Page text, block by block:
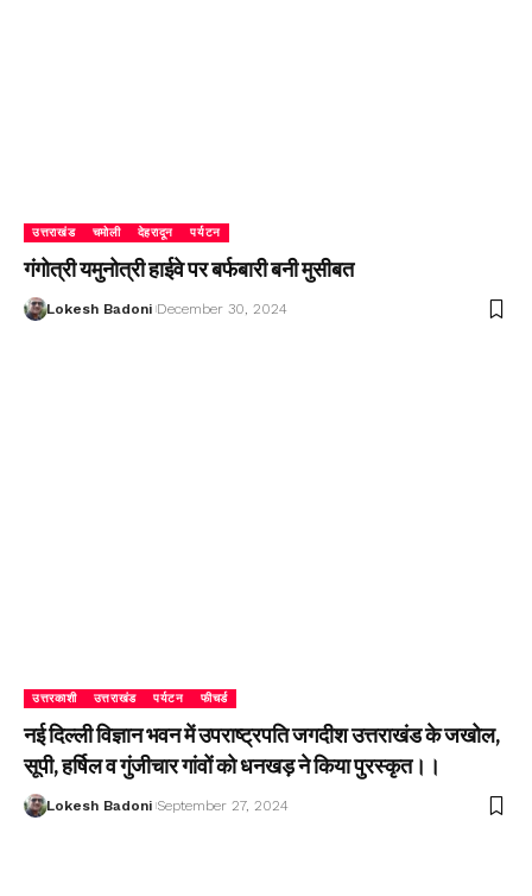
उत्तराखंड चमोली देहरादून पर्यटन
गंगोत्री यमुनोत्री हाईवे पर बर्फबारी बनी मुसीबत
Lokesh Badoni December 30, 2024
उत्तरकाशी उत्तराखंड पर्यटन फीचर्ड
नई दिल्ली विज्ञान भवन में उपराष्ट्रपति जगदीश उत्तराखंड के जखोल,
सूपी, हर्षिल व गुंजीचार गांवों को धनखड़ ने किया पुरस्कृत।।
Lokesh Badoni September 27, 2024